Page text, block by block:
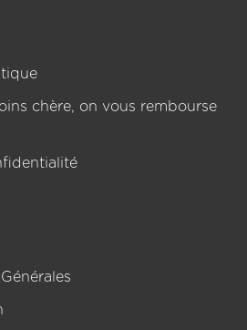
chère, on vous rembourse